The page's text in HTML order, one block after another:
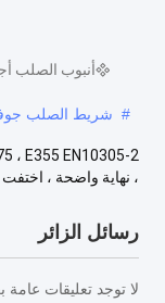
أنبوب الصلب
# شريط الصلب
، نهاية واضحة ، اختفت
رسائل الزائر
لا توجد تعليقات عامة